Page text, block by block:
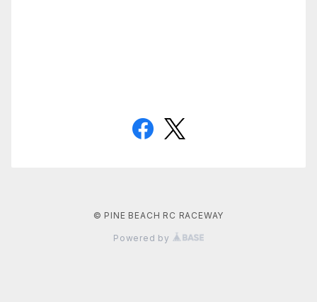
© PINE BEACH RC RACEWAY
Powered by